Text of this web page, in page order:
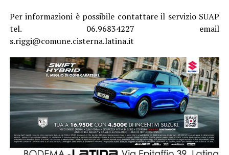
Per informazioni è possibile contattare il servizio SUAP
tel. 06.96834227 email
s.riggi@comune.cisterna.latina.it